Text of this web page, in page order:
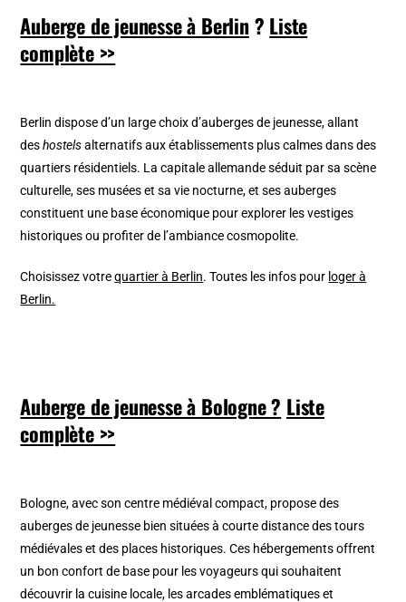
Auberge de jeunesse à Berlin? Liste
complète >>
Berlin dispose d’un large choix d’auberges de jeunesse, allant
deshostelsalternatifs aux établissements plus calmes dans des
quartiers résidentiels. La capitale allemande séduit par sa scène
culturelle, ses musées et sa vie nocturne, et ses auberges
constituent une base économique pour explorer les vestiges
historiques ou profiter de l’ambiance cosmopolite.
Choisissez votrequartier à Berlin. Toutes les infos pour loger à
Berlin.
Auberge de jeunesse à Bologne ? Liste
complète >>
Bologne, avec son centre médiéval compact, propose des
auberges de jeunesse bien situées à courte distance des tours
médiévales et des places historiques. Ces hébergements offrent
un bon confort de base pour les voyageurs qui souhaitent
découvrir la cuisine locale, les arcades emblématiques et